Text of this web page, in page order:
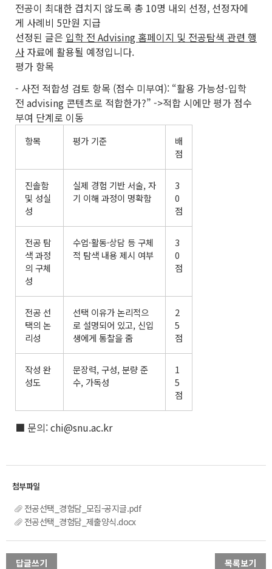
전공이 최대한 겹치지 않도록 총 10명 내외 선정, 선정자에
게 사례비 5만원 지급
선정된 글은 입학 전 Advising 홈페이지 및 전공탐색 관련 행
사 자료에 활용될 예정입니다.
평가 항목
- 사전 적합성 검토 항목 (점수 미부여): “활용 가능성-입학
전 advising 콘텐츠로 적합한가?” ->적합 시에만 평가 점수
부여 단계로 이동
항목 평가 기준
배
점
진솔함
및 성실
성
실제 경험 기반 서술, 자
기 이해 과정이 명확함
3
0
점
전공 탐
색 과정
의 구체
성
수업·활동·상담 등 구체
적 탐색 내용 제시 여부
3
0
점
전공 선
택의 논
리성
선택 이유가 논리적으
로 설명되어 있고, 신입
생에게 통찰을 줌
2
5
점
작성 완
성도
문장력, 구성, 분량 준
수, 가독성
1
5
점
■ 문의: chi@snu.ac.kr
전공선택_경험담_모집-공지글.pdf
전공선택_경험담_제출양식.docx
답글쓰기 목록보기